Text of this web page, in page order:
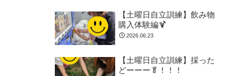
【土曜日自立訓練】飲み物
購入体験編🍹
2026.06.23
【土曜日自立訓練】採った
どーーー🥬！！！